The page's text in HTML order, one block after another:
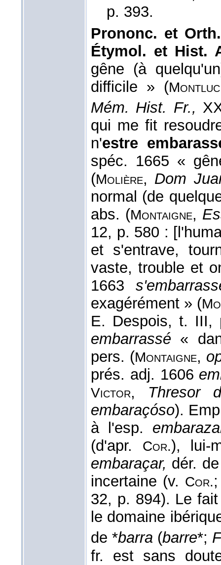
p. 393.
Prononc. et
Étymol. et Hist.
gêne (à
difficile » (Montluc
Mém. Hist. Fr.,
qui me fit
n'estre
spéc. 1665 «
(Molière, Dom
normal (de
abs. (Montaigne,
12, p. 580 :
et s'entrave,
vaste, trouble et
1663
exagérément » (
E. Despois, t.
embarrassé «
pers. (Montaigne,
prés. adj. 1606
Victor, Thresor
embaraçóso).
à l'esp.
(d'apr.
Cor.), lui-
embaraçar, dér.
incertaine (v. Cor.
32, p. 894). Le
le domaine
de *barra (barre*;
fr. est sans